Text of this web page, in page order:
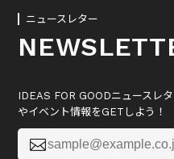
ニュースレター
IDEAS FOR GOODニュースレ
やイベント情報をGETしよう！
